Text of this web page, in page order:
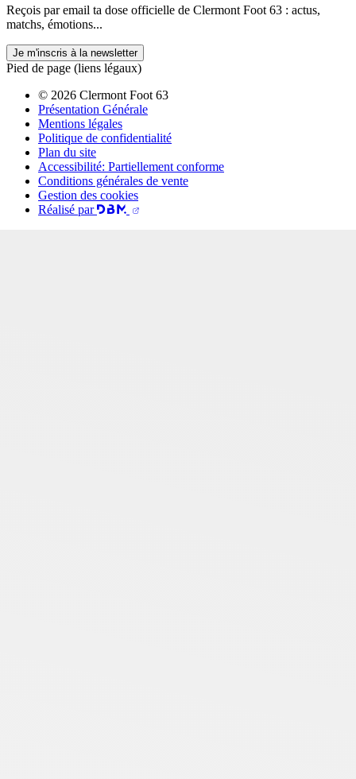
Reçois par email ta dose officielle de Clermont Foot 63 : actus,
matchs, émotions...
Je m'inscris à la newsletter
Pied de page (liens légaux)
© 2026 Clermont Foot 63
Présentation Générale
Mentions légales
Politique de confidentialité
Plan du site
Accessibilité: Partiellement conforme
Conditions générales de vente
Gestion des cookies
Réalisé par